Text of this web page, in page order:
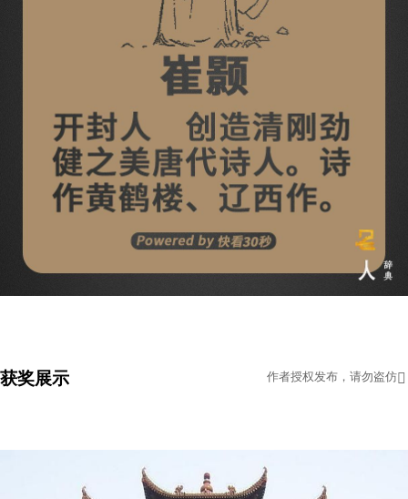
获奖展示 作者授权发布，请勿盗仿